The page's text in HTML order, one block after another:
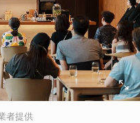
者提供